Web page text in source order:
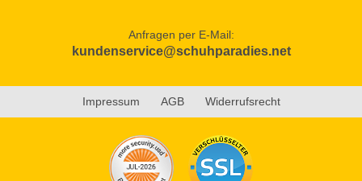
Anfragen per E-Mail:
kundenservice@schuhparadies.net
Impressum AGB Widerrufsrecht